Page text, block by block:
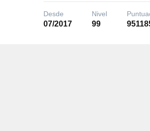
Desde
07/2017
Nivel
99